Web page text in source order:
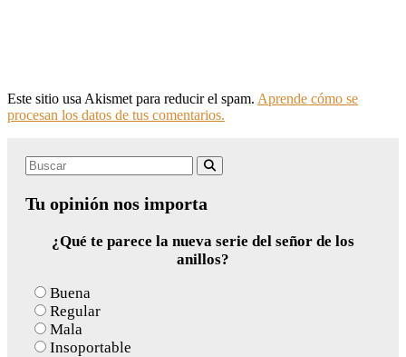
Este sitio usa Akismet para reducir el spam. Aprende cómo se
procesan los datos de tus comentarios.
Search
Tu opinión nos importa
¿Qué te parece la nueva serie del señor de los
anillos?
Buena
Regular
Mala
Insoportable